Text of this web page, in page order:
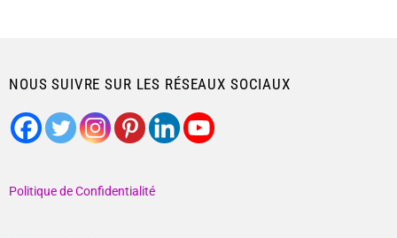
NOUS SUIVRE SUR LES RÉSEAUX SOCIAUX
Politique de Confidentialité